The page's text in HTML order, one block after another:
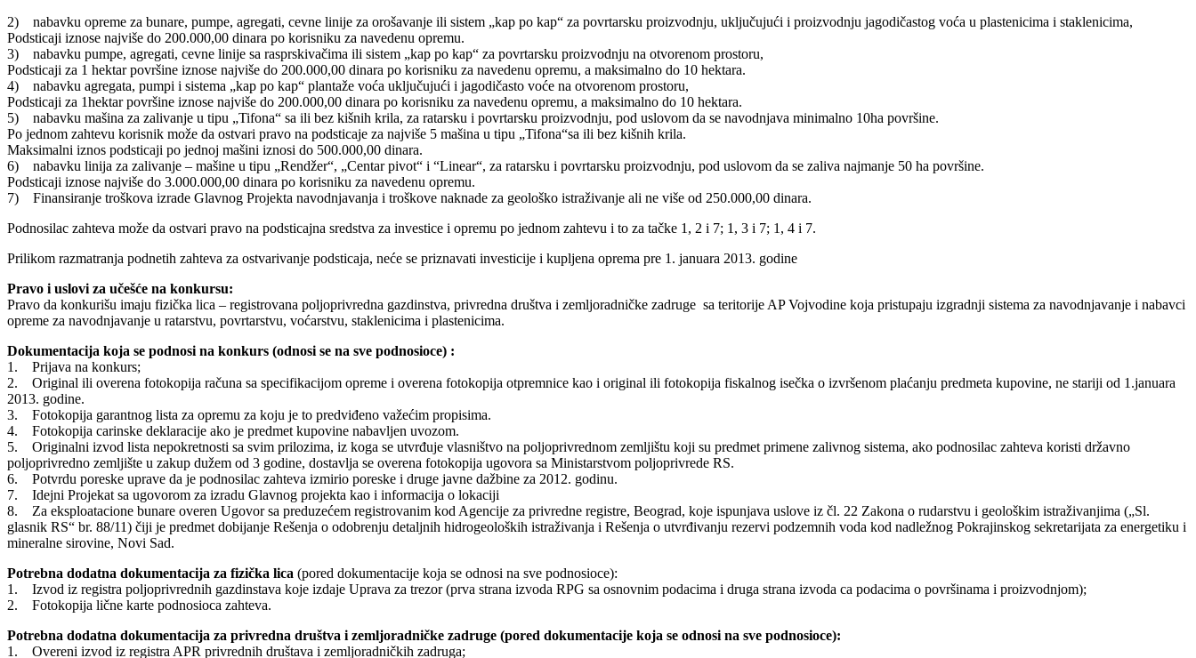
2) nabavku opreme za bunare, pumpe, agregati, cevne linije za orošavanje ili sistem „kap po kap“ za povrtarsku proizvodnju, uključujući i proizvodnju jagodičastog voća u plastenicima i staklenicima,
Podsticaji iznose najviše do 200.000,00 dinara po korisniku za navedenu opremu.
3) nabavku pumpe, agregati, cevne linije sa rasprskivačima ili sistem „kap po kap“ za povrtarsku proizvodnju na otvorenom prostoru,
Podsticaji za 1 hektar površine iznose najviše do 200.000,00 dinara po korisniku za navedenu opremu, a maksimalno do 10 hektara.
4) nabavku agregata, pumpi i sistema „kap po kap“ plantaže voća uključujući i jagodičasto voće na otvorenom prostoru,
Podsticaji za 1hektar površine iznose najviše do 200.000,00 dinara po korisniku za navedenu opremu, a maksimalno do 10 hektara.
5) nabavku mašina za zalivanje u tipu „Tifona“ sa ili bez kišnih krila, za ratarsku i povrtarsku proizvodnju, pod uslovom da se navodnjava minimalno 10ha površine.
Po jednom zahtevu korisnik može da ostvari pravo na podsticaje za najviše 5 mašina u tipu „Tifona“sa ili bez kišnih krila.
Maksimalni iznos podsticaji po jednoj mašini iznosi do 500.000,00 dinara.
6) nabavku linija za zalivanje – mašine u tipu „Rendžer“, „Centar pivot“ i “Linear“, za ratarsku i povrtarsku proizvodnju, pod uslovom da se zaliva najmanje 50 ha površine.
Podsticaji iznose najviše do 3.000.000,00 dinara po korisniku za navedenu opremu.
7) Finansiranje troškova izrade Glavnog Projekta navodnjavanja i troškove naknade za geološko istraživanje ali ne više od 250.000,00 dinara.
Podnosilac zahteva može da ostvari pravo na podsticajna sredstva za investice i opremu po jednom zahtevu i to za tačke 1, 2 i 7; 1, 3 i 7; 1, 4 i 7.
Prilikom razmatranja podnetih zahteva za ostvarivanje podsticaja, neće se priznavati investicije i kupljena oprema pre 1. januara 2013. godine
Pravo i uslovi za učešće na konkursu:
Pravo da konkurišu imaju fizička lica – registrovana poljoprivredna gazdinstva, privredna društva i zemljoradničke zadruge sa teritorije AP Vojvodine koja pristupaju izgradnji sistema za navodnjavanje i nabavci
opreme za navodnjavanje u ratarstvu, povrtarstvu, voćarstvu, staklenicima i plastenicima.
Dokumentacija koja se podnosi na konkurs (odnosi se na sve podnosioce) :
1. Prijava na konkurs;
2. Original ili overena fotokopija računa sa specifikacijom opreme i overena fotokopija otpremnice kao i original ili fotokopija fiskalnog isečka o izvršenom plaćanju predmeta kupovine, ne stariji od 1.januara
2013. godine.
3. Fotokopija garantnog lista za opremu za koju je to predviđeno važećim propisima.
4. Fotokopija carinske deklaracije ako je predmet kupovine nabavljen uvozom.
5. Originalni izvod lista nepokretnosti sa svim prilozima, iz koga se utvrđuje vlasništvo na poljoprivrednom zemljištu koji su predmet primene zalivnog sistema, ako podnosilac zahteva koristi državno
poljoprivredno zemljište u zakup dužem od 3 godine, dostavlja se overena fotokopija ugovora sa Ministarstvom poljoprivrede RS.
6. Potvrdu poreske uprave da je podnosilac zahteva izmirio poreske i druge javne dažbine za 2012. godinu.
7. Idejni Projekat sa ugovorom za izradu Glavnog projekta kao i informacija o lokaciji
8. Za eksploatacione bunare overen Ugovor sa preduzećem registrovanim kod Agencije za privredne registre, Beograd, koje ispunjava uslove iz čl. 22 Zakona o rudarstvu i geološkim istraživanjima („Sl.
glasnik RS“ br. 88/11) čiji je predmet dobijanje Rešenja o odobrenju detaljnih hidrogeoloških istraživanja i Rešenja o utvrđivanju rezervi podzemnih voda kod nadležnog Pokrajinskog sekretarijata za energetiku i
mineralne sirovine, Novi Sad.
Potrebna dodatna dokumentacija za fizička lica (pored dokumentacije koja se odnosi na sve podnosioce):
1. Izvod iz registra poljoprivrednih gazdinstava koje izdaje Uprava za trezor (prva strana izvoda RPG sa osnovnim podacima i druga strana izvoda ca podacima o površinama i proizvodnjom);
2. Fotokopija lične karte podnosioca zahteva.
Potrebna dodatna dokumentacija za privredna društva i zemljoradničke zadruge (pored dokumentacije koja se odnosi na sve podnosioce):
1. Overeni izvod iz registra APR privrednih društava i zemljoradničkih zadruga;